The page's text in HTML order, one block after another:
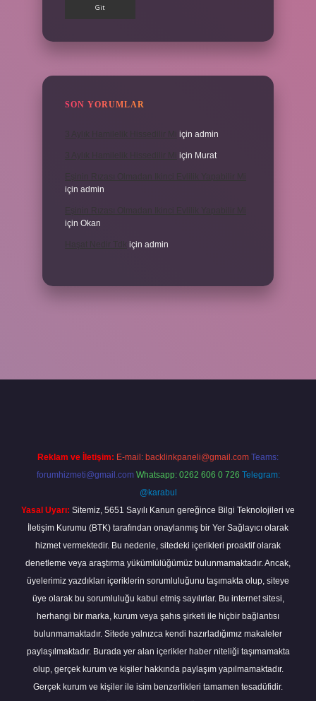
SON YORUMLAR
için admin
için Murat
için admin
için Okan
için admin
Reklam ve İletişim: E-mail: backlinkpaneli@gmail.com Teams:
forumhizmeti@gmail.com Whatsapp: 0262 606 0 726 Telegram:
@karabul
Yasal Uyarı: Sitemiz, 5651 Sayılı Kanun gereğince Bilgi Teknolojileri ve
İletişim Kurumu (BTK) tarafından onaylanmış bir Yer Sağlayıcı olarak
hizmet vermektedir. Bu nedenle, sitedeki içerikleri proaktif olarak
denetleme veya araştırma yükümlülüğümüz bulunmamaktadır. Ancak,
üyelerimiz yazdıkları içeriklerin sorumluluğunu taşımakta olup, siteye
üye olarak bu sorumluluğu kabul etmiş sayılırlar. Bu internet sitesi,
herhangi bir marka, kurum veya şahıs şirketi ile hiçbir bağlantısı
bulunmamaktadır. Sitede yalnızca kendi hazırladığımız makaleler
paylaşılmaktadır. Burada yer alan içerikler haber niteliği taşımamakta
olup, gerçek kurum ve kişiler hakkında paylaşım yapılmamaktadır.
Gerçek kurum ve kişiler ile isim benzerlikleri tamamen tesadüfidir.